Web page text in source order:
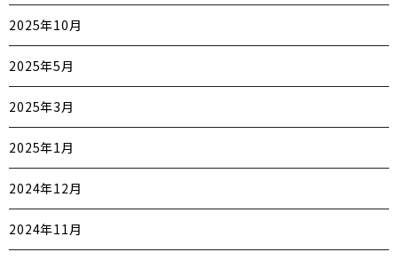
2025年10月
2025年5月
2025年3月
2025年1月
2024年12月
2024年11月